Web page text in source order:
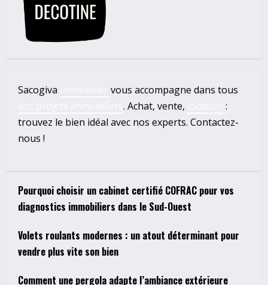
Sacogiva
vous accompagne dans tous
. Achat, vente,
:
trouvez le bien idéal avec nos experts. Contactez-
nous !
Pourquoi choisir un cabinet certifié COFRAC pour vos
diagnostics immobiliers dans le Sud-Ouest
Volets roulants modernes : un atout déterminant pour
vendre plus vite son bien
Comment une pergola adapte l’ambiance extérieure